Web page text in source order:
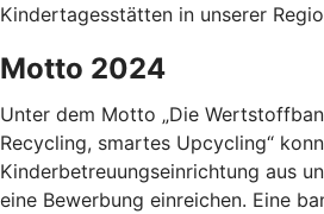
Kindertagesstätten in unserer
Motto 2024
Unter dem Motto „Die
Recycling, smartes Upcycling“
Kinderbetreuungseinrichtung aus
eine Bewerbung einreichen. Eine